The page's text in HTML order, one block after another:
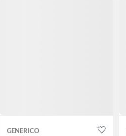
GENERICO